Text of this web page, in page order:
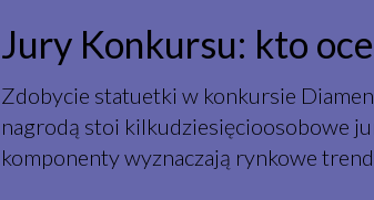
Jury Konkursu: kto
Zdobycie statuetki w konkursie
nagrodą stoi kilkudziesięcioosobowe
komponenty wyznaczają rynkowe